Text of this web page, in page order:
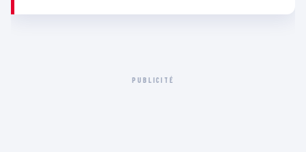
PUBLICITÉ